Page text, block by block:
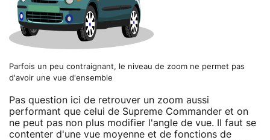
Parfois un peu contraignant, le niveau de zoom ne permet pas
d'avoir une vue d'ensemble
Pas question ici de retrouver un zoom aussi
performant que celui de Supreme Commander et on
ne peut pas non plus modifier l'angle de vue. Il faut se
contenter d'une vue moyenne et de fonctions de